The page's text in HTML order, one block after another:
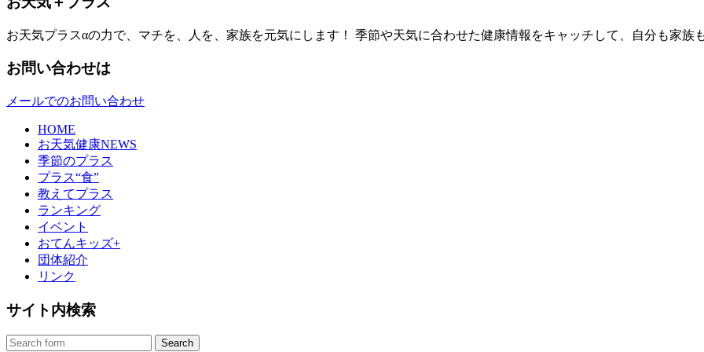
お天気プラスαの力で、マチを、人を、家族を元気にします！ 季節や天気に合わせた健康情報をキャッチして、自分も家族
お問い合わせは
メールでのお問い合わせ
HOME
お天気健康NEWS
季節のプラス
プラス“食”
教えてプラス
ランキング
イベント
おてんキッズ+
団体紹介
リンク
サイト内検索